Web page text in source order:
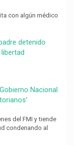
con algún médico
detenido
Nacional
del FMI y tiende
condenando al